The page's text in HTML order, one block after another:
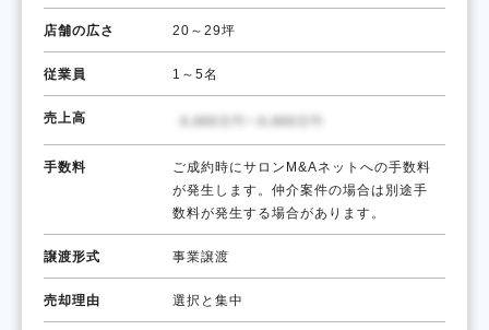
店舗の広さ 20～29坪
従業員 1～5名
売上高
手数料
ご成約時にサロンM&Aネットへの手数料
が発生します。仲介案件の場合は別途手
数料が発生する場合があります。
譲渡形式 事業譲渡
売却理由 選択と集中